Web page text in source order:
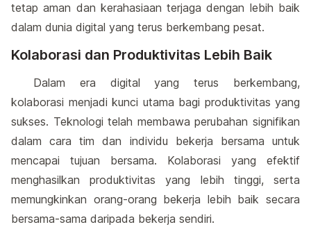
tetap aman dan kerahasiaan terjaga dengan lebih baik
dalam dunia digital yang terus berkembang pesat.
Kolaborasi dan Produktivitas Lebih Baik
Dalam era digital yang terus berkembang,
kolaborasi menjadi kunci utama bagi produktivitas yang
sukses. Teknologi telah membawa perubahan signifikan
dalam cara tim dan individu bekerja bersama untuk
mencapai tujuan bersama. Kolaborasi yang efektif
menghasilkan produktivitas yang lebih tinggi, serta
memungkinkan orang-orang bekerja lebih baik secara
bersama-sama daripada bekerja sendiri.